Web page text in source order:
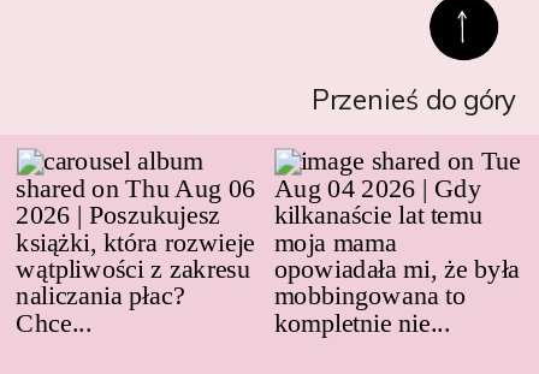
Przenieś do góry